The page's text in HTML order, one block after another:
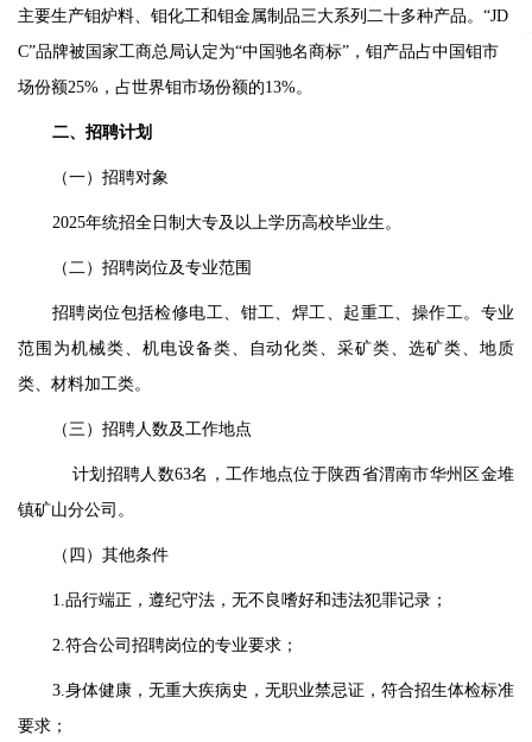
主要生产钼炉料、钼化工和钼金属制品三大系列二十多种产品。“JD
C”品牌被国家工商总局认定为“中国驰名商标”，钼产品占中国钼市
场份额25%，占世界钼市场份额的13%。
二、招聘计划
（一） 招聘对象
2025年统招全日制 大专及以上学历高校毕业生。
（ 二 ） 招聘岗位及专业范围
招聘岗位包括检修电工、钳工、焊工、起重工、操作工。专业
范围为机械类、机电设备类、自动化类、采矿类、选矿类、地质
类、材料加工类。
（三） 招聘人数及工作地点
计划 招聘人数63名 ， 工作地点位于陕西省渭南市华州区金堆
镇矿山分公司。
（四） 其他条件
1. 品行端正，遵纪守法，无不良嗜好和违法犯罪记录；
2. 符合公司招聘岗位的专业要求；
3. 身体健康，无重大疾病史，无职业禁忌证，符合招生体检标准
要求；